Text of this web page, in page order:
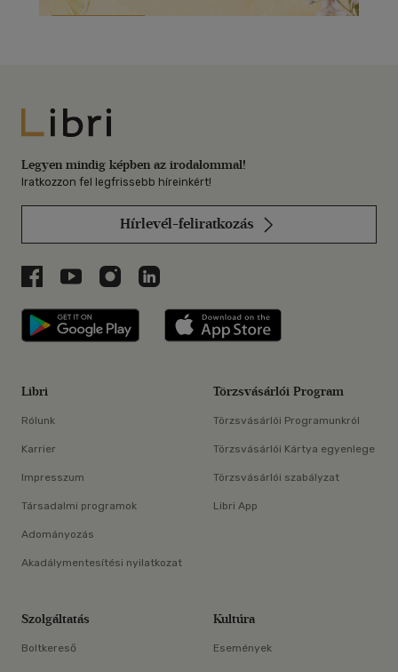
Libri
Legyen mindig képben az irodalommal!
Iratkozzon fel legfrissebb híreinkért!
Hírlevél-feliratkozás
Libri a Facebookon
Libri a Youtube-on
Libri az Instagramon
Libri a LinkedInen
Libri applikáció Szerezd meg: Google
Libri
Rólunk
Karrier
Impresszum
Társadalmi programok
Adományozás
Akadálymentesítési nyilatkozat
Törzsvásárlói Program
Törzsvásárlói Programunkról
Törzsvásárlói Kártya egyenlege
Törzsvásárlói szabályzat
Libri App
Szolgáltatás
Boltkereső
Kultúra
Események